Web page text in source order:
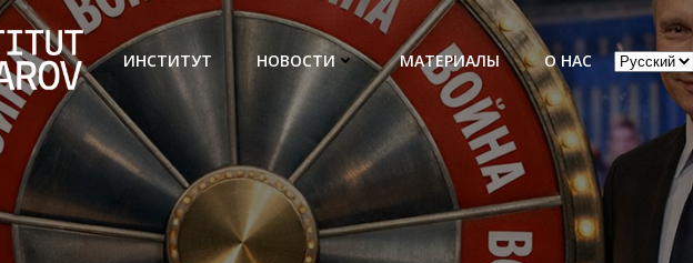
ИНСТИТУТ НОВОСТИ МАТЕРИАЛЫ О НАС
Выбрать
язык